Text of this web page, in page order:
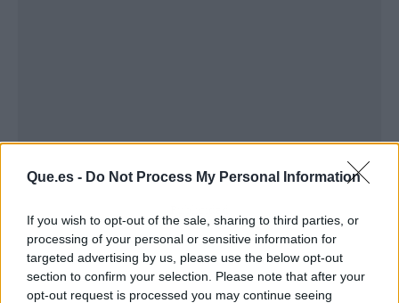
Que.es - Do Not Process My Personal Information
If you wish to opt-out of the sale, sharing to third parties, or
processing of your personal or sensitive information for
targeted advertising by us, please use the below opt-out
section to confirm your selection. Please note that after your
opt-out request is processed you may continue seeing